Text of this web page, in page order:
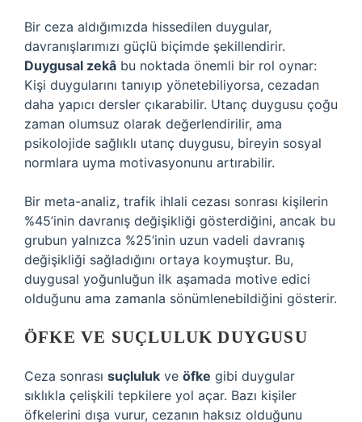
Bir ceza aldığımızda hissedilen duygular,
davranışlarımızı güçlü biçimde şekillendirir.
Duygusal zekâ bu noktada önemli bir rol oynar:
Kişi duygularını tanıyıp yönetebiliyorsa, cezadan
daha yapıcı dersler çıkarabilir. Utanç duygusu çoğu
zaman olumsuz olarak değerlendirilir, ama
psikolojide sağlıklı utanç duygusu, bireyin sosyal
normlara uyma motivasyonunu artırabilir.
Bir meta-analiz, trafik ihlali cezası sonrası kişilerin
%45’inin davranış değişikliği gösterdiğini, ancak bu
grubun yalnızca %25’inin uzun vadeli davranış
değişikliği sağladığını ortaya koymuştur. Bu,
duygusal yoğunluğun ilk aşamada motive edici
olduğunu ama zamanla sönümlenebildiğini gösterir.
ÖFKE VE SUÇLULUK DUYGUSU
Ceza sonrası suçluluk ve öfke gibi duygular
sıklıkla çelişkili tepkilere yol açar. Bazı kişiler
öfkelerini dışa vurur, cezanın haksız olduğunu